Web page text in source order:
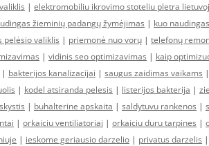
| elektromobiliu ikrovimo stoteliu pletra
žieminių padangų žymėjimas | kuo
pelėsio valiklis | priemonė nuo vorų | telefonų
| vidinis seo optimizavimas | kaip
| bakterijos kanalizacijai | saugus zaidimas vaikams |
| kodel atsiranda pelesis | listerijos bakterija |
| buhalterine apskaita | saldytuvu rankenos |
| orkaiciu ventiliatoriai | orkaiciu duru tarpines |
| ieskome geriausio darzelio | privatus darzelis |